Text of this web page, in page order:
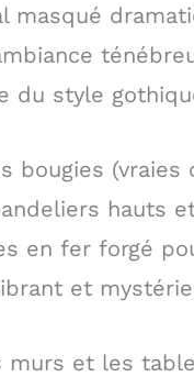
masqué
du style
bougies (vraies
hauts
en fer forgé
et
murs et les